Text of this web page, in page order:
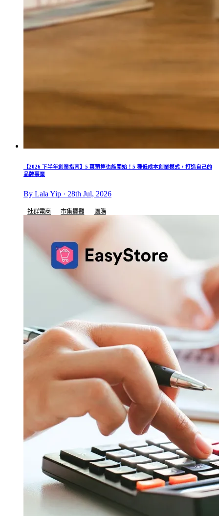
【2026 下半年創業指南】5 萬預算也能開始！5 種低成本創業模式，打造自己的
品牌事業
By Lala Yip · 28th Jul, 2026
社群電商 市集擺攤 團購